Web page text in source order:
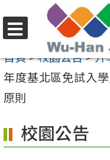
至
要
內
區
選
單
首頁>校園公告>升
年度基北區免試入
原則
校園公告